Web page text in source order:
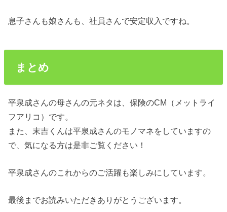
息子さんも娘さんも、社員さんで安定収入ですね。
まとめ
平泉成さんの母さんの元ネタは、保険のCM（メットライ
フアリコ）です。
また、末吉くんは平泉成さんのモノマネをしていますの
で、気になる方は是非ご覧ください！
平泉成さんのこれからのご活躍も楽しみにしています。
最後までお読みいただきありがとうございます。